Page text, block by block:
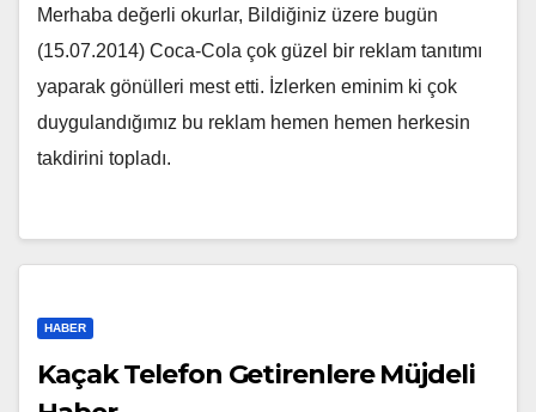
Merhaba değerli okurlar, Bildiğiniz üzere bugün
(15.07.2014) Coca-Cola çok güzel bir reklam tanıtımı
yaparak gönülleri mest etti. İzlerken eminim ki çok
duygulandığımız bu reklam hemen hemen herkesin
takdirini topladı.
HABER
Kaçak Telefon Getirenlere Müjdeli